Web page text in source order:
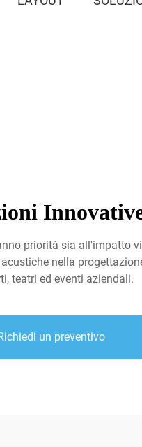
priorità sia all'impatto
nella
teatri ed eventi aziendali.
un preventivo